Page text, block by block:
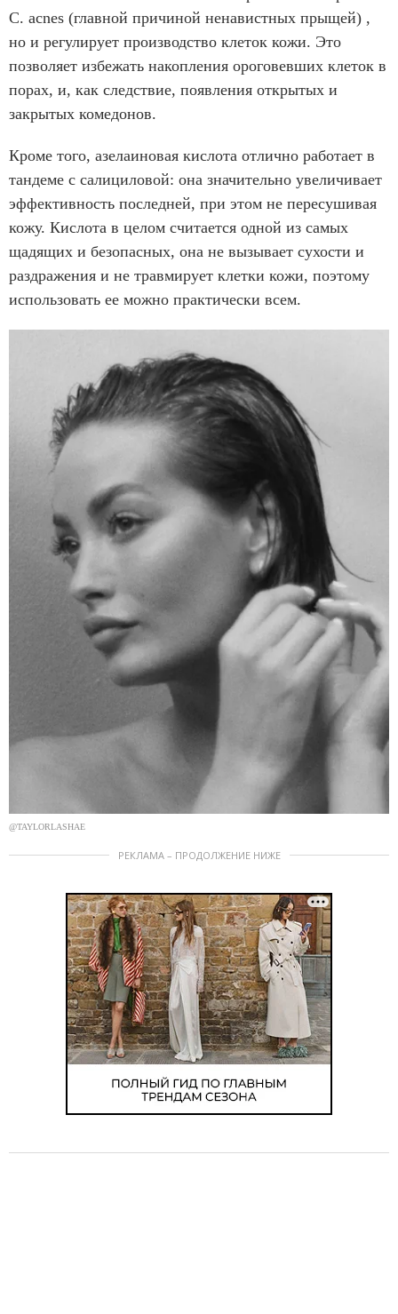
C. acnes (главной причиной ненавистных прыщей) ,
но и регулирует производство клеток кожи. Это
позволяет избежать накопления ороговевших клеток в
порах, и, как следствие, появления открытых и
закрытых комедонов.
Кроме того, азелаиновая кислота отлично работает в
тандеме с салициловой: она значительно увеличивает
эффективность последней, при этом не пересушивая
кожу. Кислота в целом считается одной из самых
щадящих и безопасных, она не вызывает сухости и
раздражения и не травмирует клетки кожи, поэтому
использовать ее можно практически всем.
@TAYLORLASHAE
РЕКЛАМА – ПРОДОЛЖЕНИЕ НИЖЕ